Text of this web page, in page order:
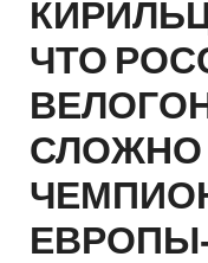
ЧТО
СЛОЖНО